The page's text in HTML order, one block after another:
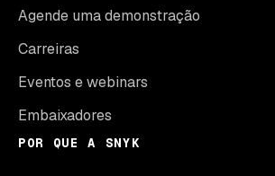
Agende uma demonstração
Carreiras
Eventos e webinars
Embaixadores
POR QUE A SNYK